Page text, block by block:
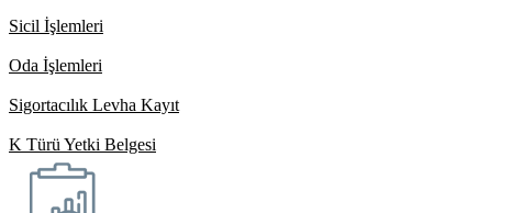
Sicil İşlemleri
Oda İşlemleri
Sigortacılık Levha Kayıt
K Türü Yetki Belgesi